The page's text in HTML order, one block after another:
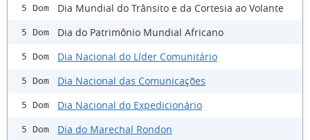
5 Dom Dia Mundial do Trânsito e da Cortesia ao Volante
5 Dom Dia do Patrimônio Mundial Africano
5 Dom Dia Nacional do Líder Comunitário
5 Dom Dia Nacional das Comunicações
5 Dom Dia Nacional do Expedicionário
5 Dom Dia do Marechal Rondon